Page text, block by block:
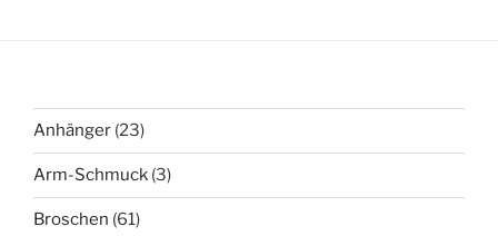
Anhänger 2323
Produkte
Arm-Schmuck 33
Produkte
Broschen 6161